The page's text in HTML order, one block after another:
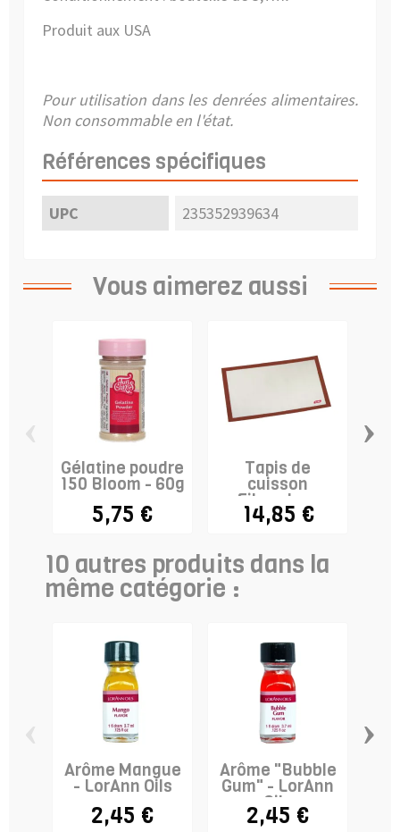
Produit aux USA
Pour utilisation dans les denrées alimentaires.
Non consommable en l'état.
Références spécifiques
UPC 235352939634
Vous aimerez aussi
Gélatine poudre
150 Bloom - 60g
5,75 €
Tapis de
cuisson
Fiberglass
14,85 €
›
10 autres produits dans la
même catégorie :
Arôme Mangue
- LorAnn Oils
2,45 €
Arôme "Bubble
Gum" - LorAnn
Oils
2,45 €
›